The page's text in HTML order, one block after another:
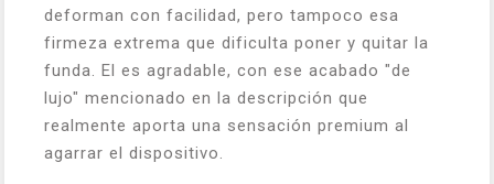
deforman con facilidad, pero tampoco esa
firmeza extrema que dificulta poner y quitar la
funda. El es agradable, con ese acabado "de
lujo" mencionado en la descripción que
realmente aporta una sensación premium al
agarrar el dispositivo.